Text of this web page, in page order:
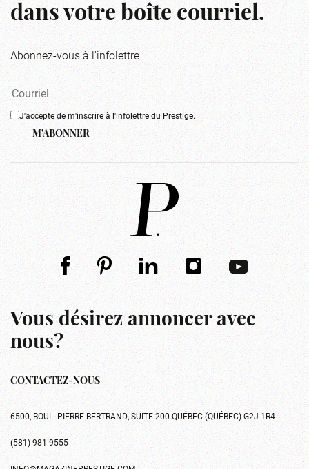
dans votre boîte courriel.
Abonnez-vous à l'infolettre
J'accepte de m'inscrire à l'infolettre du Prestige.
M'ABONNER
Vous désirez annoncer avec
nous?
CONTACTEZ-NOUS
6500, BOUL. PIERRE-BERTRAND, SUITE 200 QUÉBEC (QUÉBEC) G2J 1R4
(581) 981-9555